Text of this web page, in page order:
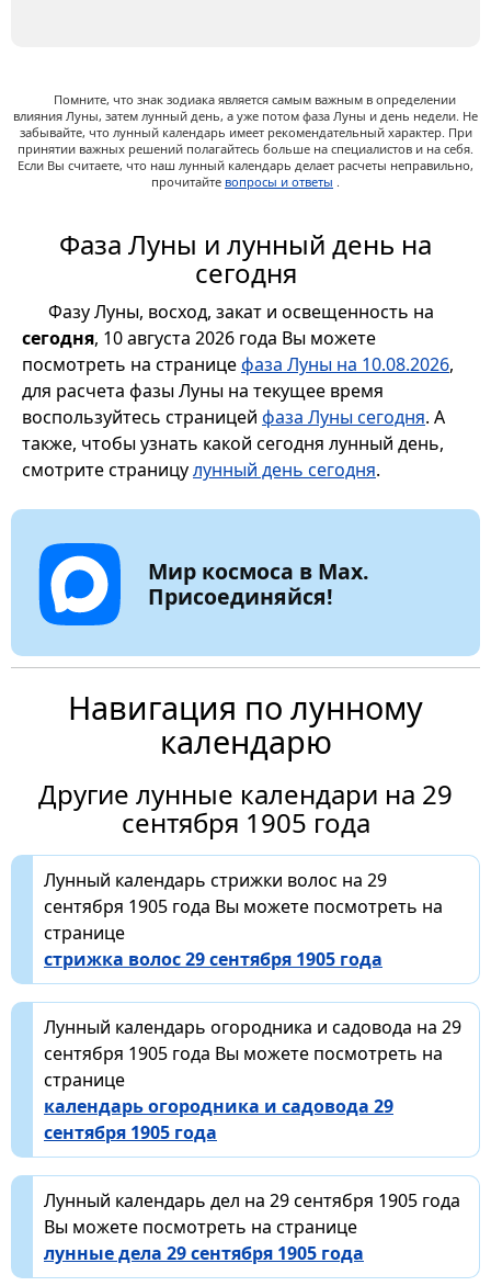
Помните, что знак зодиака является самым важным в определении
влияния Луны, затем лунный день, а уже потом фаза Луны и день недели. Не
забывайте, что лунный календарь имеет рекомендательный характер. При
принятии важных решений полагайтесь больше на специалистов и на себя.
Если Вы считаете, что наш лунный календарь делает расчеты неправильно,
прочитайте вопросы и ответы .
Фаза Луны и лунный день на
сегодня
Фазу Луны, восход, закат и освещенность на
сегодня, 10 августа 2026 года Вы можете
посмотреть на страницефаза Луны на 10.08.2026,
для расчета фазы Луны на текущее время
воспользуйтесь страницей фаза Луны сегодня. А
также, чтобы узнать какой сегодня лунный день,
смотрите страницулунный день сегодня.
Мир космоса в Max.
Присоединяйся!
Навигация по лунному
календарю
Другие лунные календари на 29
сентября 1905 года
Лунный календарь стрижки волос на 29
сентября 1905 года Вы можете посмотреть на
странице
стрижка волос 29 сентября 1905 года
Лунный календарь огородника и садовода на 29
сентября 1905 года Вы можете посмотреть на
странице
календарь огородника и садовода 29
сентября 1905 года
Лунный календарь дел на 29 сентября 1905 года
Вы можете посмотреть на странице
лунные дела 29 сентября 1905 года